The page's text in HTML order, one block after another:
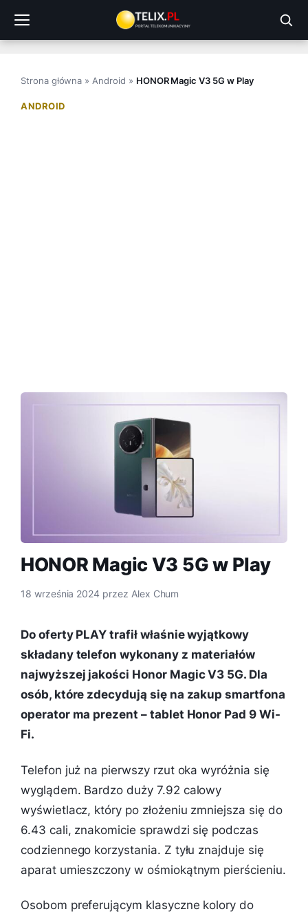
treści
Strona główna » Android » HONOR Magic V3 5G w Play
ANDROID
HONOR Magic V3 5G w Play
18 września 2024 przez Alex Chum
Do oferty PLAY trafił właśnie wyjątkowy
składany telefon wykonany z materiałów
najwyższej jakości Honor Magic V3 5G. Dla
osób, które zdecydują się na zakup smartfona
operator ma prezent – tablet Honor Pad 9 Wi-
Fi.
Telefon już na pierwszy rzut oka wyróżnia się
wyglądem. Bardzo duży 7.92 calowy
wyświetlacz, który po złożeniu zmniejsza się do
6.43 cali, znakomicie sprawdzi się podczas
codziennego korzystania. Z tyłu znajduje się
aparat umieszczony w ośmiokątnym pierścieniu.
Osobom preferującym klasyczne kolory do